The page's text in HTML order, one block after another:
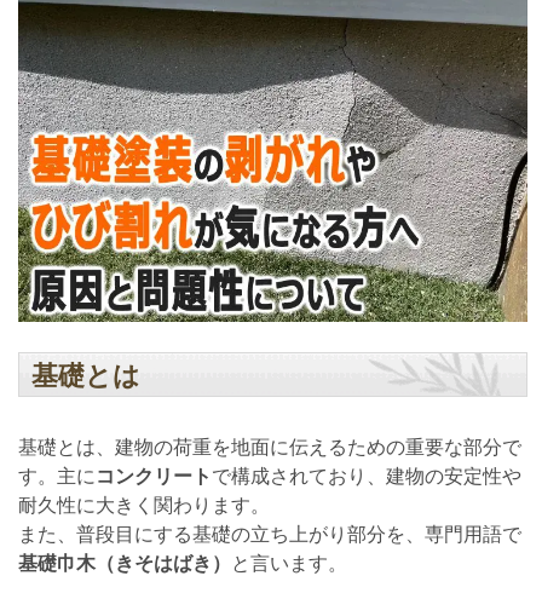
基礎とは
基礎とは、建物の荷重を地面に伝えるための重要な部分で
す。主に コンクリート で構成されており、建物の安定性や
耐久性に大きく関わります。
また、普段目にする基礎の立ち上がり部分を、専門用語で
基礎巾木（きそはばき）
と言います。